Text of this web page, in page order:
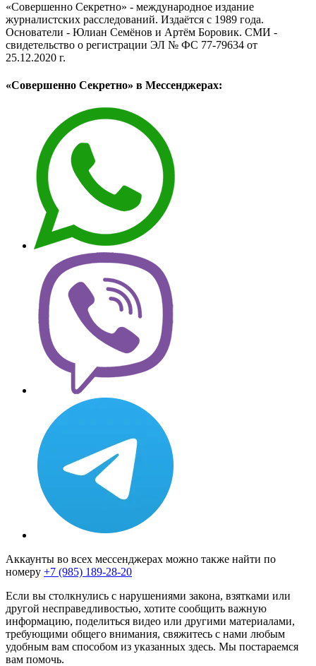
«Совершенно Секретно» - международное издание
журналистских расследований. Издаётся с 1989 года.
Основатели - Юлиан Семёнов и Артём Боровик. CМИ -
свидетельство о регистрации ЭЛ № ФС 77-79634 от
25.12.2020 г.
«Совершенно Секретно» в Мессенджерах:
Аккаунты во всех мессенджерах можно также найти по
номеру +7 (985) 189-28-20
Если вы столкнулись с нарушениями закона, взятками или
другой несправедливостью, хотите сообщить важную
информацию, поделиться видео или другими материалами,
требующими общего внимания, свяжитесь с нами любым
удобным вам способом из указанных здесь. Мы постараемся
вам помочь.